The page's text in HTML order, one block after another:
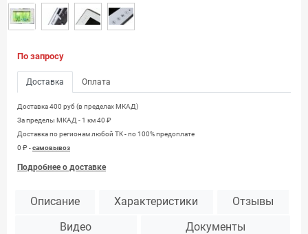
По запросу
Доставка Оплата
Доставка 400 руб (в пределах МКАД)
За пределы МКАД - 1 км 40 ₽
Доставка по регионам любой TK - по 100% предоплате
0 ₽ -самовывоз
Подробнее о доставке
Описание Характеристики Отзывы
Видео Документы